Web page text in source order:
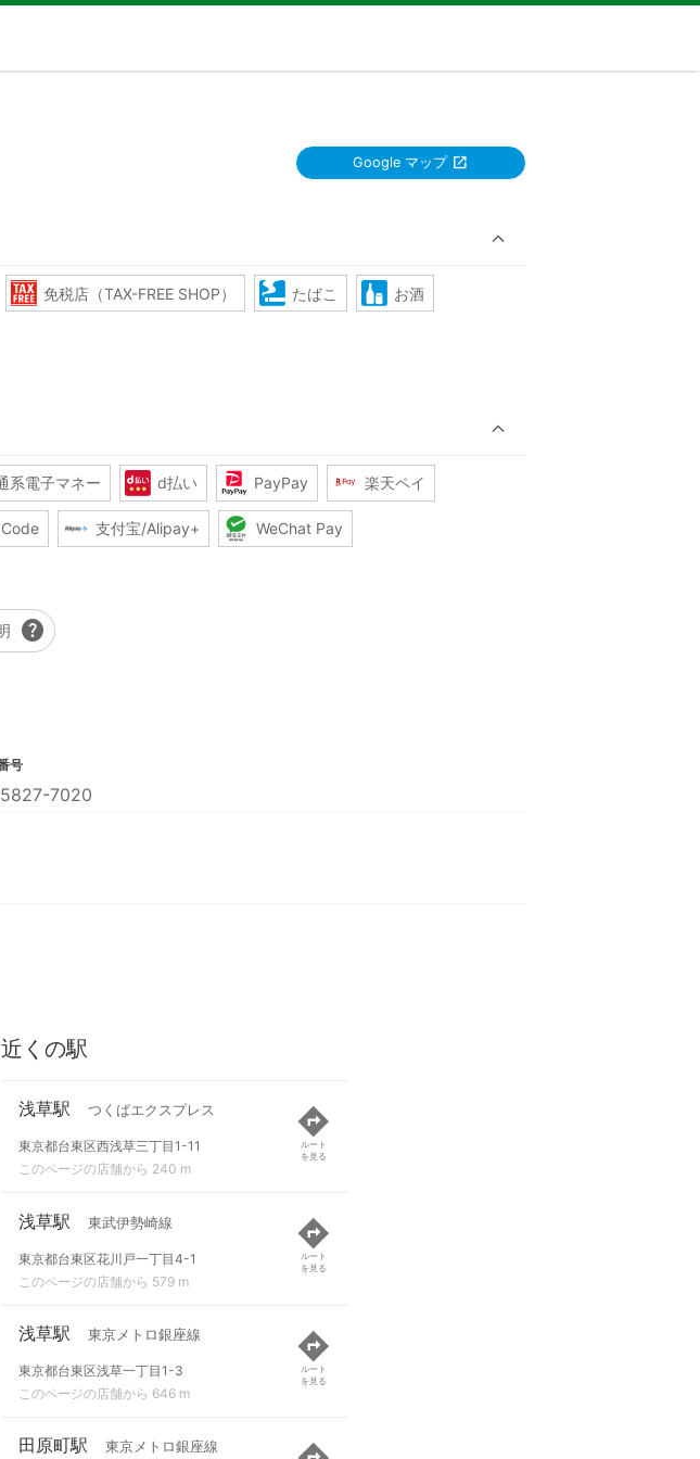
Google マップ
免税店（TAX-FREE SHOP） たばこ お酒
系電子マネー d払い PayPay 楽天ペイ
支付宝/Alipay+ WeChat Pay
help
号
7020
近くの駅
浅草駅 つくばエクスプレス
東京都台東区西浅草三丁目1-11
このページの店舗から 240 m
ルート
を見る
浅草駅 東武伊勢崎線
東京都台東区花川戸一丁目4-1
このページの店舗から 579 m
ルート
を見る
浅草駅 東京メトロ銀座線
東京都台東区浅草一丁目1-3
このページの店舗から 646 m
ルート
を見る
田原町駅 東京メトロ銀座線